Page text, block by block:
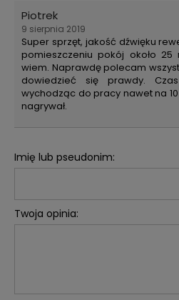
Piotrek
9 sierpnia 2019
Super sprzęt, jakość dźwięku
pomieszczeniu pokój około
wiem. Naprawdę polecam
dowiedzieć się prawdy.
wychodząc do pracy nawet na
nagrywał.
Imię lub pseudonim:
Twoja opinia: